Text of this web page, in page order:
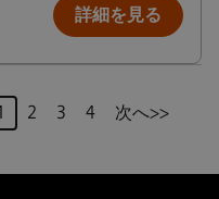
詳細を見る
ージ
2 3 4 次へ>>